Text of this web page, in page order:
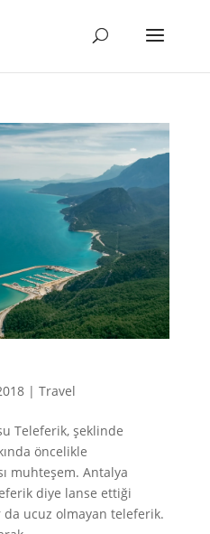
| Travel
Teleferik, şeklinde
öncelikle
muhteşem. Antalya
diye lanse ettiği
da ucuz olmayan teleferik.